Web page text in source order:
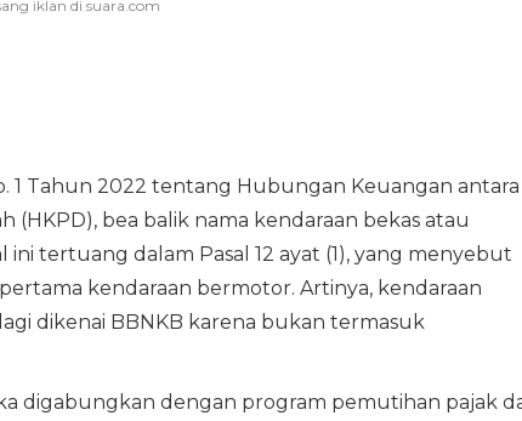
1 Tahun 2022 tentang Hubungan Keuangan antara
bea balik nama kendaraan bekas atau
ini tertuang dalam Pasal 12 ayat (1), yang menyebut
kendaraan bermotor. Artinya, kendaraan
dikenai BBNKB karena bukan termasuk
digabungkan dengan program pemutihan pajak